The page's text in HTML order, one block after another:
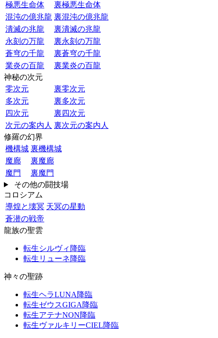
極悪生命体
裏極悪生命体
混沌の億兆龍 裏混沌の億兆龍
潰滅の兆龍
裏潰滅の兆龍
永刻の万龍
裏永刻の万龍
蒼穹の千龍
裏蒼穹の千龍
業炎の百龍
裏業炎の百龍
神秘の次元
零次元
裏零次元
多次元
裏多次元
四次元
裏四次元
次元の案内人 裏次元の案内人
修羅の幻界
機構城 裏機構城
魔廊
裏魔廊
魔門
裏魔門
その他の闘技場
コロシアム
導煌と壊冥 天冥の星動
蒼潜の戦帝
龍族の聖雲
転生シルヴィ降臨
転生リューネ降臨
神々の聖跡
転生ヘラLUNA降臨
転生ゼウスGIGA降臨
転生アテナNON降臨
転生ヴァルキリーCIEL降臨